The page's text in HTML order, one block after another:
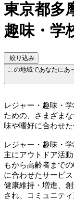
東京都多
趣味・学
絞り込み
この地域であなたにあ
レジャー・趣味・
ための、さまざま
味や嗜好に合わせ
レジャー・趣味・
主にアウトドア活
もから高齢者まで
に合わせたサービ
健康維持・増進、
され、コミュニテ